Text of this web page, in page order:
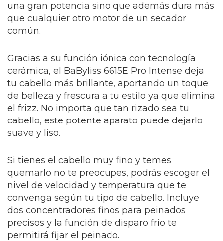
una gran potencia sino que además dura más
que cualquier otro motor de un secador
común.
Gracias a su función iónica con tecnología
cerámica, el BaByliss 6615E Pro Intense deja
tu cabello más brillante, aportando un toque
de belleza y frescura a tu estilo ya que elimina
el frizz. No importa que tan rizado sea tu
cabello, este potente aparato puede dejarlo
suave y liso.
Si tienes el cabello muy fino y temes
quemarlo no te preocupes, podrás escoger el
nivel de velocidad y temperatura que te
convenga según tu tipo de cabello. Incluye
dos concentradores finos para peinados
precisos y la función de disparo frío te
permitirá fijar el peinado.